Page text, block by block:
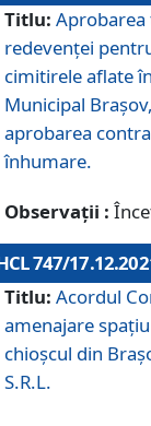
Titlu: Aprobarea
redevenţei
cimitirele aflate
Municipal
aprobarea
înhumare.
Observații :
747/
Titlu: Acordul
amenajare
chioșcul din
S.R.L.